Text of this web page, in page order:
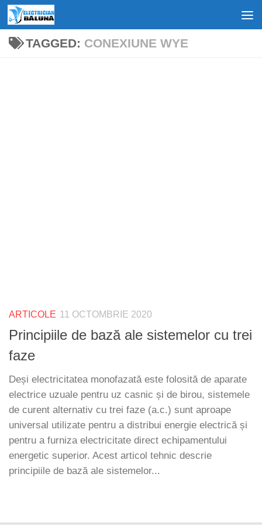
Skip to content
TAGGED: CONEXIUNE WYE
ARTICOLE 11 OCTOMBRIE 2020
Principiile de bază ale sistemelor cu trei
faze
Deși electricitatea monofazată este folosită de aparate
electrice uzuale pentru uz casnic și de birou, sistemele
de curent alternativ cu trei faze (a.c.) sunt aproape
universal utilizate pentru a distribui energie electrică și
pentru a furniza electricitate direct echipamentului
energetic superior. Acest articol tehnic descrie
principiile de bază ale sistemelor...